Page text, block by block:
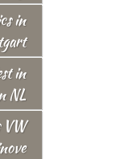
in
in
NL
VW